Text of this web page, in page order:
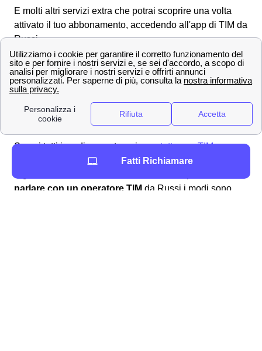
E molti altri servizi extra che potrai scoprire una volta
attivato il tuo abbonamento, accedendo all'app di TIM da
Russi.
I contatti del servizio clienti TIM a Russi
Qui trovi tutti i numeri verdi e i contatti di TIM a Russi per
poter parlare con il servizio clienti, attivare o disattivare
le offerte o risolvere eventuali problemi.
Numeri utili TIM a Russi
Scopri tutti i modi per entrare incontatto con TIMa
Russi. I 12306 russiani possono farlo per svariate
parlare con un operatore TIM da Russi i modi sono
Fatti Richiamare